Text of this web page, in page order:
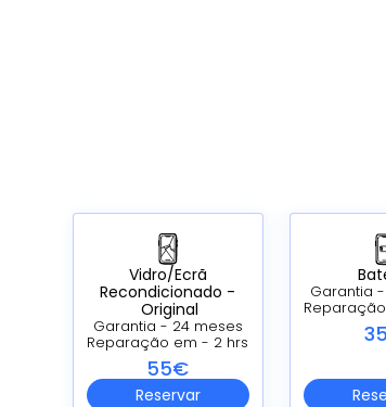
Vidro/Ecrã
Recondicionado -
Original
Garantia - 24 meses
Reparação em - 2 hrs
55€
Reservar
Garantia